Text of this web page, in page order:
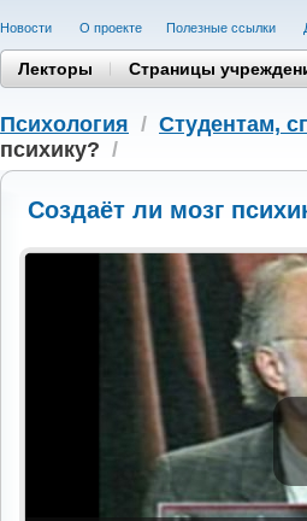
Новости О проекте Полезные cсылки
Лекторы Страницы
Психология / Студентам,
психику? /
Создаёт ли мозг